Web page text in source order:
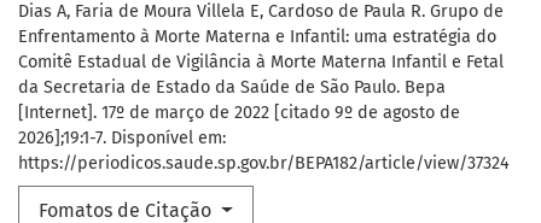
Dias A, Faria de Moura Villela E, Cardoso de Paula R. Grupo de
Enfrentamento à Morte Materna e Infantil: uma estratégia do
Comitê Estadual de Vigilância à Morte Materna Infantil e Fetal
da Secretaria de Estado da Saúde de São Paulo. Bepa
[Internet]. 17º de março de 2022 [citado 9º de agosto de
2026];19:1-7. Disponível em:
https://periodicos.saude.sp.gov.br/BEPA182/article/view/37324
Fomatos de Citação